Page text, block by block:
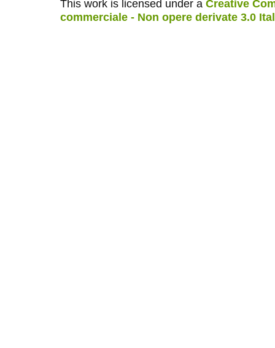
This work is licensed under a Creative
commerciale - Non opere derivate 3.0